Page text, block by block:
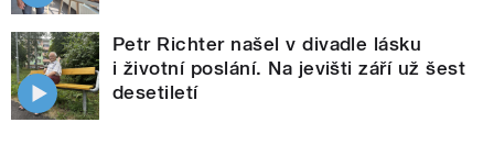
Petr Richter našel v divadle lásku
i životní poslání. Na jevišti září už šest
desetiletí